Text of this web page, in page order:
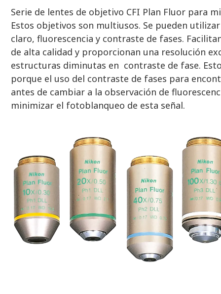
Serie de lentes de objetivo CFI Plan Fluor para
Estos objetivos son multiusos. Se pueden
claro, fluorescencia y contraste de fases.
de alta calidad y proporcionan una resolución
estructuras diminutas en contraste de fase.
porque el uso del contraste de fases para
antes de cambiar a la observación de
minimizar el fotoblanqueo de esta señal.